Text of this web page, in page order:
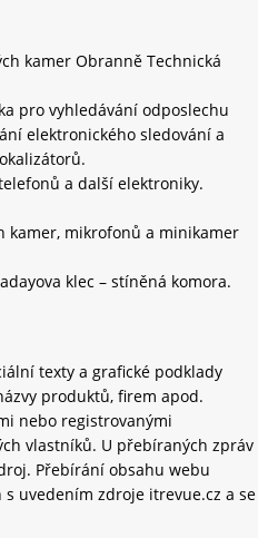
kamer Obranně Technická
pro vyhledávání odposlechu
elektronického sledování a
a další elektroniky.
kamer, mikrofonů a minikamer
klec – stíněná komora.
texty a grafické podklady
produktů, firem apod.
nebo registrovanými
vlastníků. U přebíraných zpráv
Přebírání obsahu webu
uvedením zdroje itrevue.cz a se